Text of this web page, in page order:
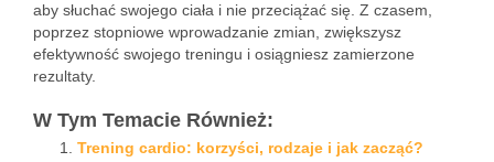
aby słuchać swojego ciała i nie przeciążać się. Z czasem,
poprzez stopniowe wprowadzanie zmian, zwiększysz
efektywność swojego treningu i osiągniesz zamierzone
rezultaty.
W Tym Temacie Również:
Trening cardio: korzyści, rodzaje i jak zacząć?